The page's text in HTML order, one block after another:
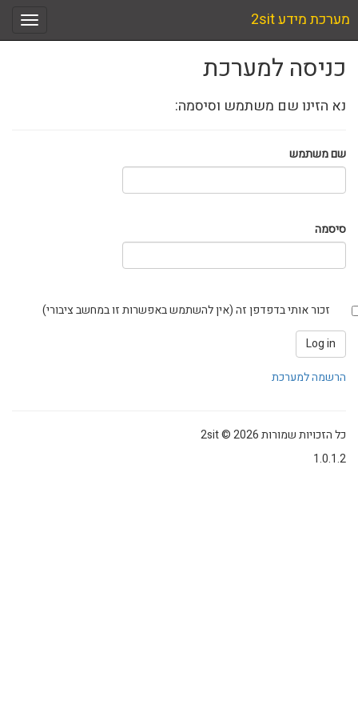
מערכת מידע 2sit
כניסה למערכת
נא הזינו שם משתמש וסיסמה:
שם משתמש
סיסמה
זכור אותי בדפדפן זה (אין להשתמש באפשרות זו במחשב ציבורי)
הרשמה למערכת
כל הזכויות שמורות 2sit © 2026
1.0.1.2